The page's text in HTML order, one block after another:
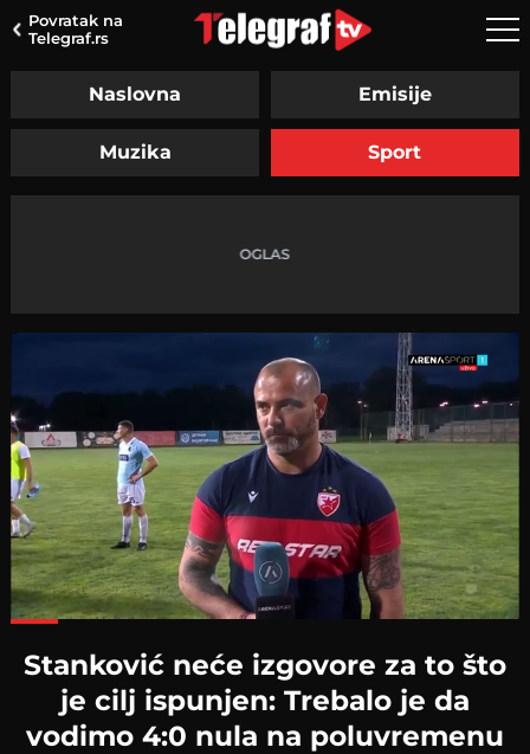
Povratak na
Telegraf.rs
Naslovna Emisije
Muzika Sport
Stanković neće izgovore za to što
je cilj ispunjen: Trebalo je da
vodimo 4:0 nula na poluvremenu